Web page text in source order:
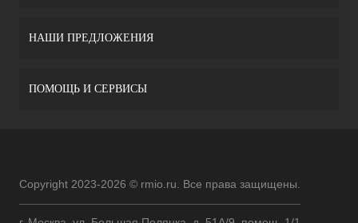
НАШИ ПРЕДЛОЖЕНИЯ
ПОМОЩЬ И СЕРВИСЫ
Copyright 2023-2026 © rmio.ru. Все права защищены.